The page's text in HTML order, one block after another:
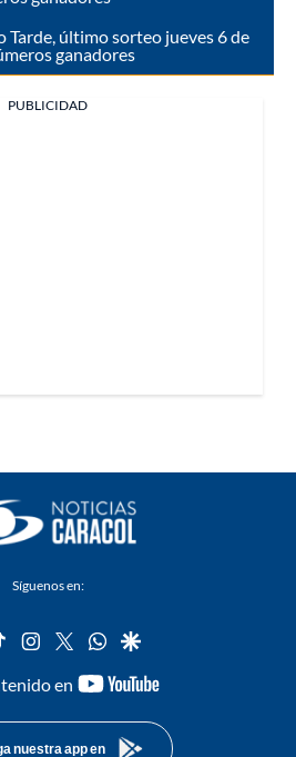
Tarde, último sorteo jueves 6 de
ganadores
PUBLICIDAD
Síguenos en:
tiktok instagram
twitterwhatsapp
google
en
youtube-
nuestra app en